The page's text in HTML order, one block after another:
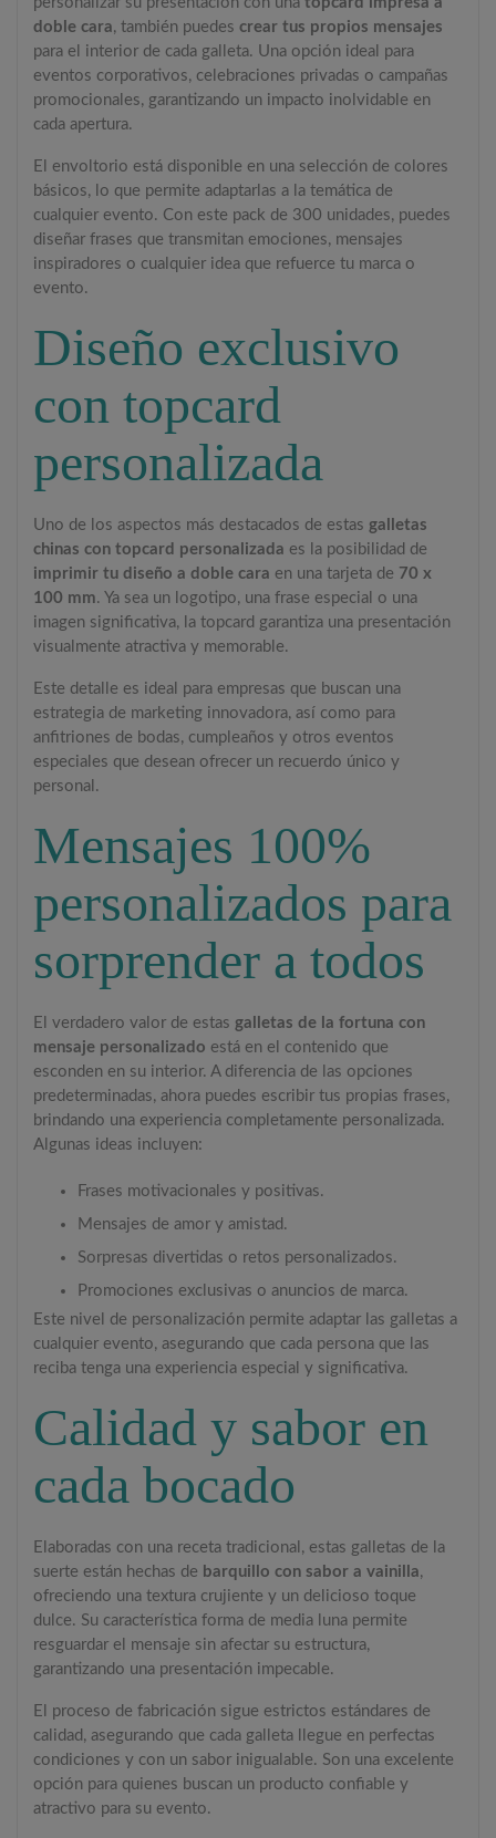
doble cara, también puedescrear tus propios mensajes
para el interior de cada galleta. Una opción ideal para
eventos corporativos, celebraciones privadas o campañas
promocionales, garantizando un impacto inolvidable en
cada apertura.
El envoltorio está disponible en una selección de colores
básicos, lo que permite adaptarlas a la temática de
cualquier evento. Con este pack de 300 unidades, puedes
diseñar frases que transmitan emociones, mensajes
inspiradores o cualquier idea que refuerce tu marca o
evento.
Diseño exclusivo
con topcard
personalizada
Uno de los aspectos más destacados de estas galletas
chinas con topcard personalizada es la posibilidad de
imprimir tu diseño a doble cara en una tarjeta de 70 x
100 mm. Ya sea un logotipo, una frase especial o una
imagen significativa, la topcard garantiza una presentación
visualmente atractiva y memorable.
Este detalle es ideal para empresas que buscan una
estrategia de marketing innovadora, así como para
anfitriones de bodas, cumpleaños y otros eventos
especiales que desean ofrecer un recuerdo único y
personal.
Mensajes 100%
personalizados para
sorprender a todos
El verdadero valor de estas galletas de la fortuna con
mensaje personalizado está en el contenido que
esconden en su interior. A diferencia de las opciones
predeterminadas, ahora puedes escribir tus propias frases,
brindando una experiencia completamente personalizada.
Algunas ideas incluyen:
Frases motivacionales y positivas.
Mensajes de amor y amistad.
Sorpresas divertidas o retos personalizados.
Promociones exclusivas o anuncios de marca.
Este nivel de personalización permite adaptar las galletas a
cualquier evento, asegurando que cada persona que las
reciba tenga una experiencia especial y significativa.
Calidad y sabor en
cada bocado
Elaboradas con una receta tradicional, estas galletas de la
suerte están hechas de barquillo con sabor a vainilla,
ofreciendo una textura crujiente y un delicioso toque
dulce. Su característica forma de media luna permite
resguardar el mensaje sin afectar su estructura,
garantizando una presentación impecable.
El proceso de fabricación sigue estrictos estándares de
calidad, asegurando que cada galleta llegue en perfectas
condiciones y con un sabor inigualable. Son una excelente
opción para quienes buscan un producto confiable y
atractivo para su evento.